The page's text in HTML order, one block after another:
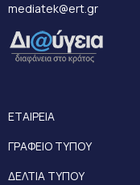
mediatek@ert.gr
ΕΤΑΙΡΕΙΑ
ΓΡΑΦΕΙΟ ΤΥΠΟΥ
ΔΕΛΤΙΑ ΤΥΠΟΥ